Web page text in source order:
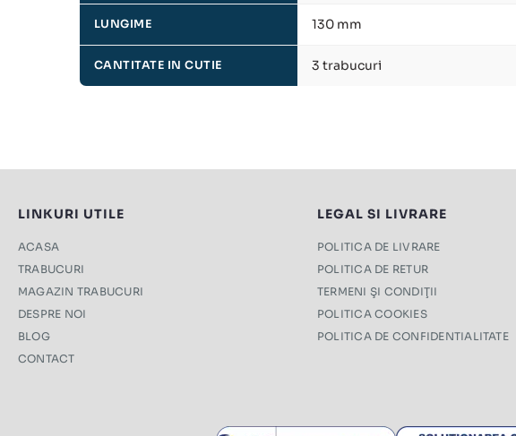
LUNGIME 130 mm
CANTITATE IN CUTIE 3 trabucuri
LINKURI UTILE
ACASA
TRABUCURI
MAGAZIN TRABUCURI
DESPRE NOI
BLOG
CONTACT
LEGAL SI LIVRARE
POLITICA DE LIVRARE
POLITICA DE RETUR
TERMENI ŞI CONDIŢII
POLITICA COOKIES
POLITICA DE CONFIDENTIALITATE